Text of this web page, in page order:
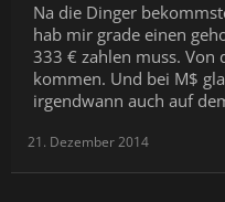
Na die Dinger
hab mir grade einen
333 € zahlen muss. Von
kommen. Und bei M$
irgendwann auch auf
21. Dezember 2014